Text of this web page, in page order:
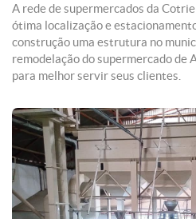
A rede de supermercados da
ótima localização e
construção uma estrutura no
remodelação do supermercado de
para melhor servir seus clientes.